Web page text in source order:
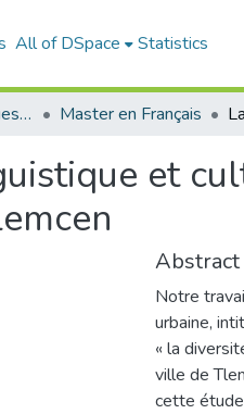
All of DSpace Statistics
Département des Langues étrangères Master en Français
et
Abstract
Notre
urbaine,
« la
ville de
cette